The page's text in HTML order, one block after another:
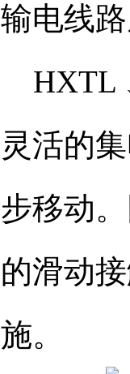
输电线
HXTL
灵活的
步移动
的滑动
施。